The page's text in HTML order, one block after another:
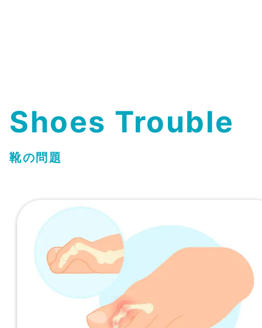
Shoes Trouble
靴の問題